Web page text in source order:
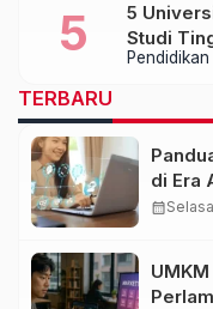
Pendidikan
5
Studi
TERBARU
di Era
calendar_month